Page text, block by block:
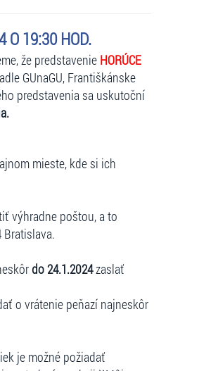
O 19:30 HOD.
že predstavenie HORÚCE
GUnaGU, Františkánske
predstavenia sa uskutoční
mieste, kde si ich
výhradne poštou, a to
Bratislava.
do 24.1.2024zaslať
o vrátenie peňazí najneskôr
je možné požiadať